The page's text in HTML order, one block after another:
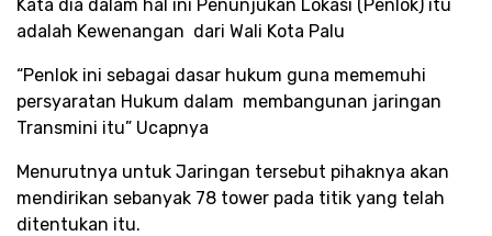
Kata dia dalam hal ini Penunjukan Lokasi (Penlok) itu
adalah Kewenangan dari Wali Kota Palu
“Penlok ini sebagai dasar hukum guna mememuhi
persyaratan Hukum dalam membangunan jaringan
Transmini itu” Ucapnya
Menurutnya untuk Jaringan tersebut pihaknya akan
mendirikan sebanyak 78 tower pada titik yang telah
ditentukan itu.